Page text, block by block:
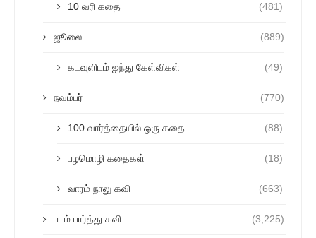
10 வரி கதை (481)
ஜூலை (889)
கடவுளிடம் ஐந்து கேள்விகள் (49)
நவம்பர் (770)
100 வார்த்தையில் ஒரு கதை (88)
பழமொழி கதைகள் (18)
வாரம் நாலு கவி (663)
படம் பார்த்து கவி (3,225)